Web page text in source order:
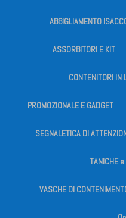
ABBIGLIAMENTO
ASSORBITORI E KIT
CONTENITORI IN
PROMOZIONALE E GADGET
SEGNALETICA DI
TANICHE
VASCHE DI